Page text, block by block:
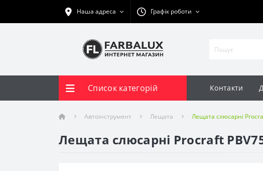
Наша адреса Графік роботи
Список категорій Контакти
Автоінструмент Лещата Лещата слюсарні
Лещата слюсарні Procraft